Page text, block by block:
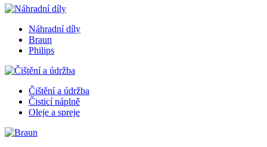
Náhradní díly
Braun
Philips
Čištění a údržba
Čisticí náplně
Oleje a spreje